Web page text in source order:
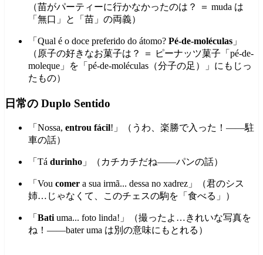
（苗がパーティーに行かなかったのは？ ＝ muda は
「無口」と「苗」の両義）
「Qual é o doce preferido do átomo? Pé-de-moléculas 」
（原子の好きなお菓子は？ ＝ ピーナッツ菓子「pé-de-
moleque」を「pé-de-moléculas（分子の足）」にもじっ
たもの）
日常の Duplo Sentido
「Nossa, entrou fácil!」（うわ、楽勝で入った！――駐
車の話）
「Tá durinho 」（カチカチだね――パンの話）
「Vou comer a sua irmã... dessa no xadrez」（君のシス
姉…じゃなくて、このチェスの駒を「食べる」）
「 Bati uma... foto linda!」（撮ったよ…きれいな写真を
ね！――bater uma は別の意味にもとれる）